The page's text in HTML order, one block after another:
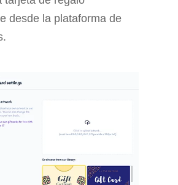
desde la plataforma de